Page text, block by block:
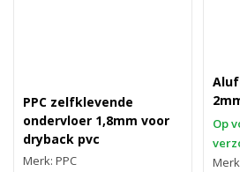
PPC zelfklevende
ondervloer 1,8mm voor
dryback pvc
Merk: PPC
Op